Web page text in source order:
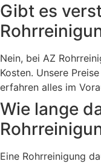
Gibt es
Nein, bei AZ
Kosten. Unsere
erfahren alles im
Wie lange
Eine Rohrreinigung